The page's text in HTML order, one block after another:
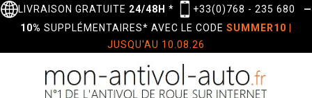
LIVRAISON GRATUITE 24/48H * +33(0)768 - 235 680
—
10% SUPPLÉMENTAIRES* AVEC LE CODE SUMMER10
JUSQU'AU 10.08.26